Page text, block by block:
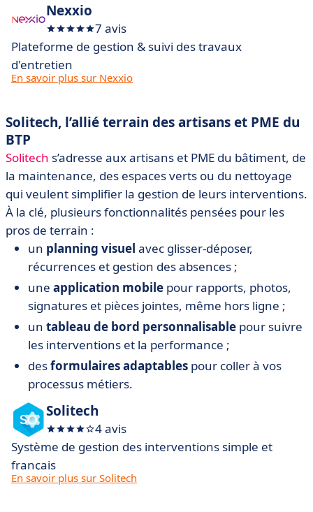
Nexxio
7 avis
Plateforme de gestion & suivi des travaux
d'entretien
En savoir plus sur Nexxio
Solitech, l’allié terrain des artisans et PME du
BTP
Solitech s’adresse aux artisans et PME du bâtiment, de
la maintenance, des espaces verts ou du nettoyage
qui veulent simplifier la gestion de leurs interventions.
À la clé, plusieurs fonctionnalités pensées pour les
pros de terrain :
un planning visuel avec glisser-déposer,
récurrences et gestion des absences ;
une application mobile pour rapports, photos,
signatures et pièces jointes, même hors ligne ;
un tableau de bord personnalisable pour suivre
les interventions et la performance ;
desformulaires adaptables pour coller à vos
processus métiers.
Solitech
4 avis
Système de gestion des interventions simple et
français
En savoir plus sur Solitech